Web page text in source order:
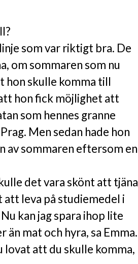
som var riktigt bra. De
om sommaren som nu
hon skulle komma till
hon fick möjlighet att
som hennes granne
Men sedan hade hon
av sommaren eftersom en
det vara skönt att tjäna
leva på studiemedel i
kan jag spara ihop lite
än mat och hyra, sa Emma.
lovat att du skulle komma,